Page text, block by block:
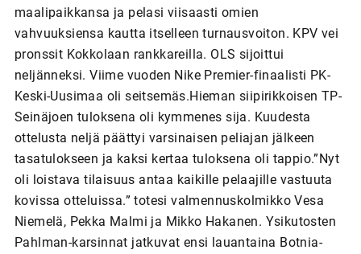
maalipaikkansa ja pelasi viisaasti omien
vahvuuksiensa kautta itselleen turnausvoiton. KPV vei
pronssit Kokkolaan rankkareilla. OLS sijoittui
neljänneksi. Viime vuoden Nike Premier-finaalisti PK-
Keski-Uusimaa oli seitsemäs.Hieman siipirikkoisen TP-
Seinäjoen tuloksena oli kymmenes sija. Kuudesta
ottelusta neljä päättyi varsinaisen peliajan jälkeen
tasatulokseen ja kaksi kertaa tuloksena oli tappio.”Nyt
oli loistava tilaisuus antaa kaikille pelaajille vastuuta
kovissa otteluissa.” totesi valmennuskolmikko Vesa
Niemelä, Pekka Malmi ja Mikko Hakanen. Ysikutosten
Pahlman-karsinnat jatkuvat ensi lauantaina Botnia-